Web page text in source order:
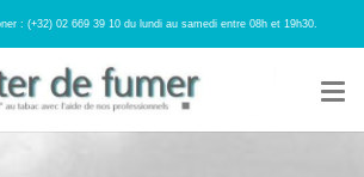
: (+32) 02 669 39 10 du lundi au samedi entre 08h et 19h30.